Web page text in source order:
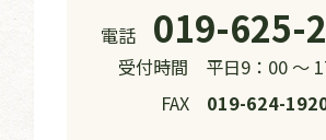
電話 019-625-
受付時間 平日9：00 ～
FAX 019-624-